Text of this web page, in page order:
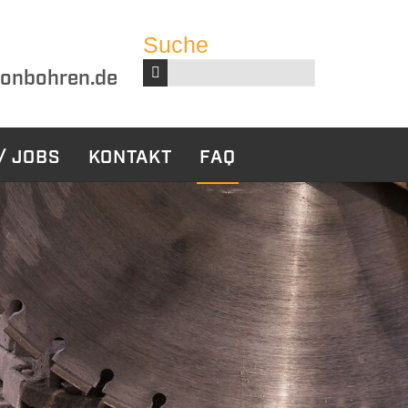
Suche
Suchbegriffe
Sonstige
Leistungen
Bauwerksabdichtung
JOBS KONTAKT FAQ